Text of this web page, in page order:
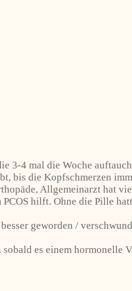
4 mal die Woche
bis die Kopfschmerzen
Allgemeinarzt hat
hilft. Ohne die Pille
geworden /
es einem hormonelle